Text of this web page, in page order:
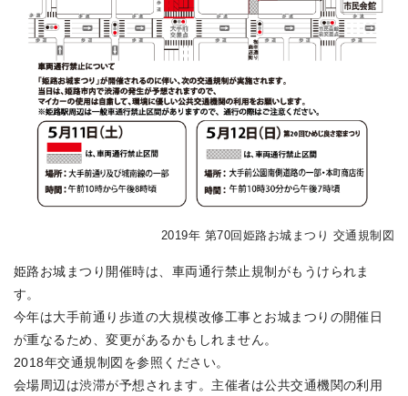
2019年 第70回姫路お城まつり 交通規制図
姫路お城まつり開催時は、車両通行禁止規制がもうけられま
す。
今年は大手前通り歩道の大規模改修工事とお城まつりの開催日
が重なるため、変更があるかもしれません。
2018年交通規制図を参照ください。
会場周辺は渋滞が予想されます。主催者は公共交通機関の利用